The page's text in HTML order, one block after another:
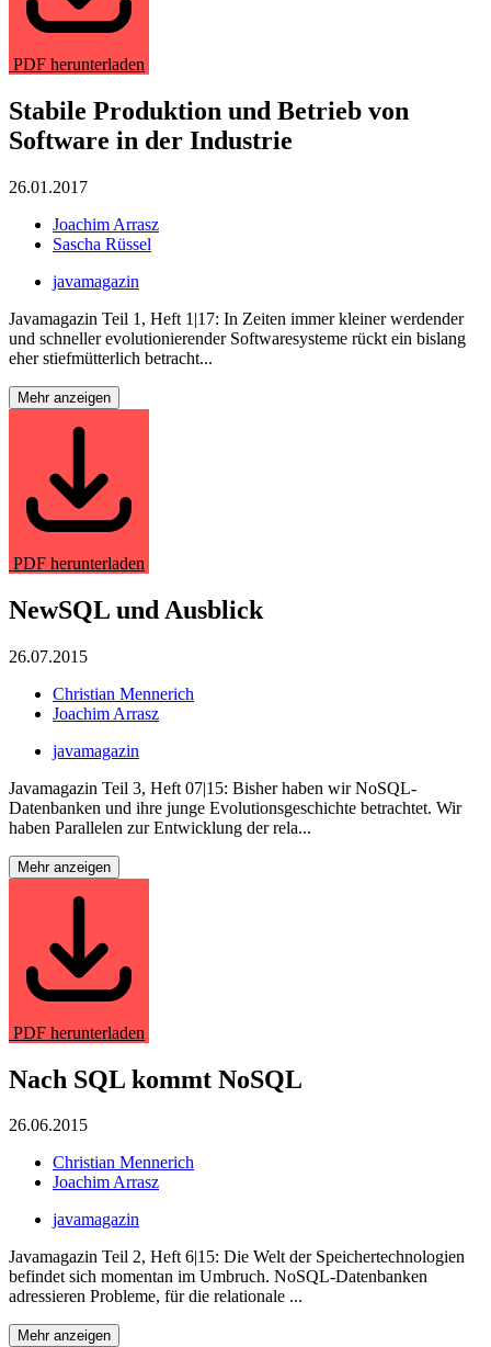
PDF herunterladen
Stabile Produktion und Betrieb von
Software in der Industrie
26.01.2017
Joachim Arrasz
Sascha Rüssel
javamagazin
Javamagazin Teil 1, Heft 1|17: In Zeiten immer kleiner werdender
und schneller evolutionierender Softwaresysteme rückt ein bislang
eher stiefmütterlich betracht...
Mehr anzeigen
PDF herunterladen
NewSQL und Ausblick
26.07.2015
Christian Mennerich
Joachim Arrasz
javamagazin
Javamagazin Teil 3, Heft 07|15: Bisher haben wir NoSQL-
Datenbanken und ihre junge Evolutionsgeschichte betrachtet. Wir
haben Parallelen zur Entwicklung der rela...
Mehr anzeigen
PDF herunterladen
Nach SQL kommt NoSQL
26.06.2015
Christian Mennerich
Joachim Arrasz
javamagazin
Javamagazin Teil 2, Heft 6|15: Die Welt der Speichertechnologien
befindet sich momentan im Umbruch. NoSQL-Datenbanken
adressieren Probleme, für die relationale ...
Mehr anzeigen